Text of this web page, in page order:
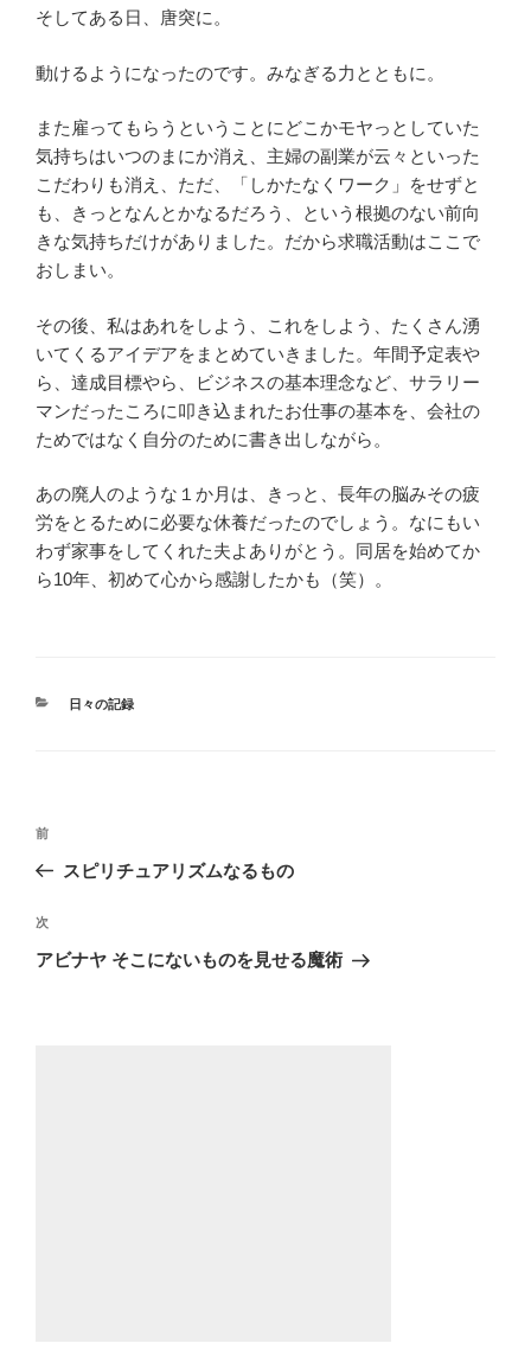
そしてある日、唐突に。
動けるようになったのです。みなぎる力とともに。
また雇ってもらうということにどこかモヤっとしていた
気持ちはいつのまにか消え、主婦の副業が云々といった
こだわりも消え、ただ、「しかたなくワーク」をせずと
も、きっとなんとかなるだろう、という根拠のない前向
きな気持ちだけがありました。だから求職活動はここで
おしまい。
その後、私はあれをしよう、これをしよう、たくさん湧
いてくるアイデアをまとめていきました。年間予定表や
ら、達成目標やら、ビジネスの基本理念など、サラリー
マンだったころに叩き込まれたお仕事の基本を、会社の
ためではなく自分のために書き出しながら。
あの廃人のような１か月は、きっと、長年の脳みその疲
労をとるために必要な休養だったのでしょう。なにもい
わず家事をしてくれた夫よありがとう。同居を始めてか
ら10年、初めて心から感謝したかも（笑）。
カ
日々の記録
投
ビ
ゲ
過
去
投
稿
前
スピリチュアリズムなるもの
次
の
次
アビナヤ そこにないものを見せる魔術